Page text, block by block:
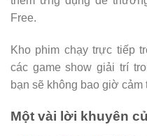
Free.
Kho phim chạy trực tiếp
các game show giải trí
bạn sẽ không bao giờ
Một vài lời khuyên